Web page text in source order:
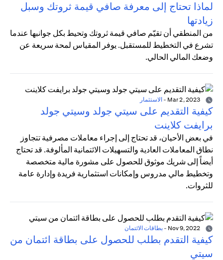
لماذا تحتاج إلى معرفة صافي قيمة ثروتك وسبل
زيادتها
من المنطقي أن تقيّم صافي قيمة ثروتك وتحيط بكل جوانبها عندما
تشرع في التخطيط للمستقبل. يوفر المقياس لمحة سريعة عن
وضعك المالي الحالي.
- الاستثمار
كيفية التقديم على سيتي جولد وسيتي جولد
برايفت كلاينت
في بعض الأحيان، قد تحتاج إلى إجراء معاملات مصرفية تتجاوز
نطاق المعاملات العادية والتسهيلات الائتمانية المألوفة. قد تحتاج
أيضاً إلى شريك موثوق للحصول على مشورة مالية متخصصة
وتخطيط مالي مدروس وإمكانات استثمارية فريدة وإدارة عامة
للثروات.
- بطاقات الائتمان
كيفية التقدم بطلب للحصول على بطاقة ائتمان من
سيتي